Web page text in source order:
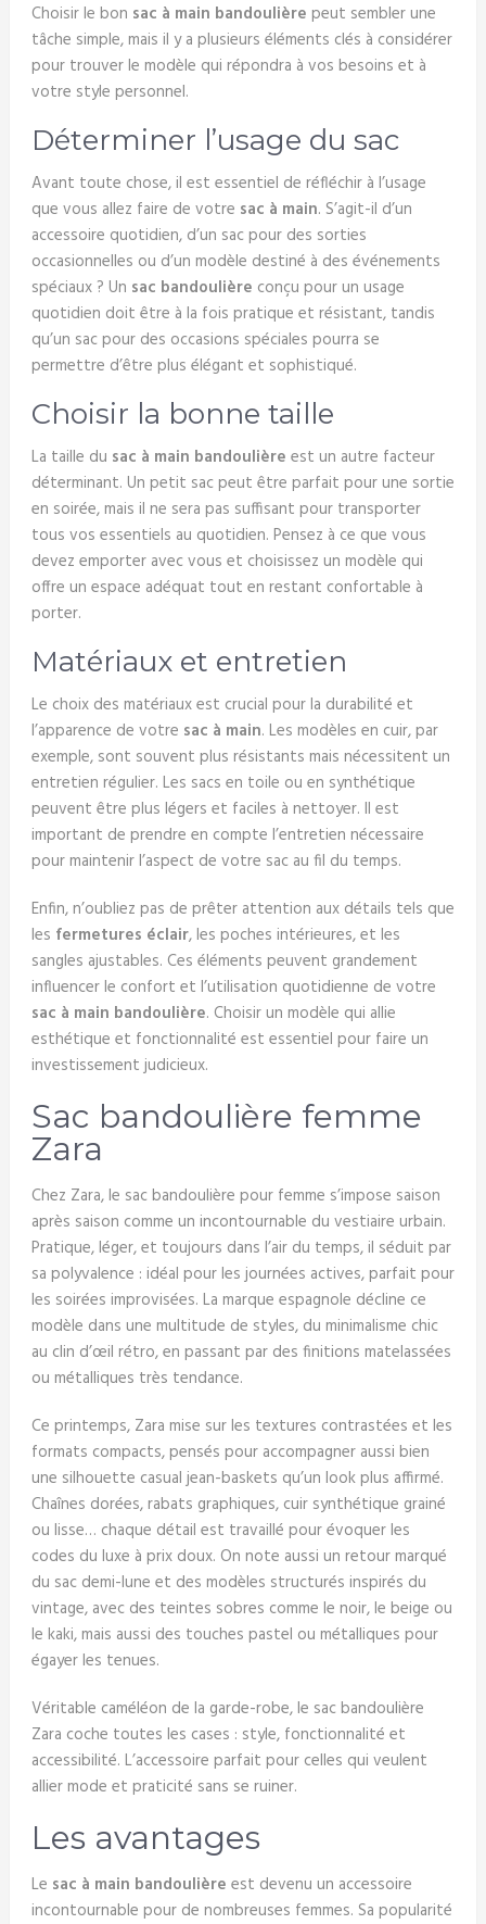
Choisir le bon sac à main bandoulière peut sembler une
tâche simple, mais il y a plusieurs éléments clés à considérer
pour trouver le modèle qui répondra à vos besoins et à
votre style personnel.
Déterminer l’usage du sac
Avant toute chose, il est essentiel de réfléchir à l’usage
que vous allez faire de votre sac à main. S’agit-il d’un
accessoire quotidien, d’un sac pour des sorties
occasionnelles ou d’un modèle destiné à des événements
spéciaux ? Un sac bandoulière conçu pour un usage
quotidien doit être à la fois pratique et résistant, tandis
qu’un sac pour des occasions spéciales pourra se
permettre d’être plus élégant et sophistiqué.
Choisir la bonne taille
La taille du sac à main bandoulière est un autre facteur
déterminant. Un petit sac peut être parfait pour une sortie
en soirée, mais il ne sera pas suffisant pour transporter
tous vos essentiels au quotidien. Pensez à ce que vous
devez emporter avec vous et choisissez un modèle qui
offre un espace adéquat tout en restant confortable à
porter.
Matériaux et entretien
Le choix des matériaux est crucial pour la durabilité et
l’apparence de votre sac à main. Les modèles en cuir, par
exemple, sont souvent plus résistants mais nécessitent un
entretien régulier. Les sacs en toile ou en synthétique
peuvent être plus légers et faciles à nettoyer. Il est
important de prendre en compte l’entretien nécessaire
pour maintenir l’aspect de votre sac au fil du temps.
Enfin, n’oubliez pas de prêter attention aux détails tels que
les fermetures éclair, les poches intérieures, et les
sangles ajustables. Ces éléments peuvent grandement
influencer le confort et l’utilisation quotidienne de votre
sac à main bandoulière. Choisir un modèle qui allie
esthétique et fonctionnalité est essentiel pour faire un
investissement judicieux.
Sac bandoulière femme
Zara
Chez Zara, le sac bandoulière pour femme s’impose saison
après saison comme un incontournable du vestiaire urbain.
Pratique, léger, et toujours dans l’air du temps, il séduit par
sa polyvalence : idéal pour les journées actives, parfait pour
les soirées improvisées. La marque espagnole décline ce
modèle dans une multitude de styles, du minimalisme chic
au clin d’œil rétro, en passant par des finitions matelassées
ou métalliques très tendance.
Ce printemps, Zara mise sur les textures contrastées et les
formats compacts, pensés pour accompagner aussi bien
une silhouette casual jean-baskets qu’un look plus affirmé.
Chaînes dorées, rabats graphiques, cuir synthétique grainé
ou lisse… chaque détail est travaillé pour évoquer les
codes du luxe à prix doux. On note aussi un retour marqué
du sac demi-lune et des modèles structurés inspirés du
vintage, avec des teintes sobres comme le noir, le beige ou
le kaki, mais aussi des touches pastel ou métalliques pour
égayer les tenues.
Véritable caméléon de la garde-robe, le sac bandoulière
Zara coche toutes les cases : style, fonctionnalité et
accessibilité. L’accessoire parfait pour celles qui veulent
allier mode et praticité sans se ruiner.
Les avantages
Le sac à main bandoulière est devenu un accessoire
incontournable pour de nombreuses femmes. Sa popularité